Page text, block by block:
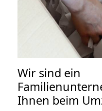
Wir sind ein
Ihnen beim